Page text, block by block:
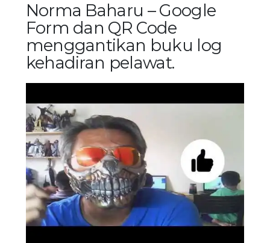
Norma Baharu – Google
Form dan QR Code
menggantikan buku log
kehadiran pelawat.